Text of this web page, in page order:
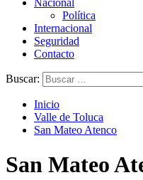
Nacional
Política
Internacional
Seguridad
Contacto
Buscar:
Inicio
Valle de Toluca
San Mateo Atenco
San Mateo